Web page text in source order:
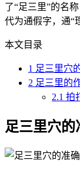
了“足三里”的名
代为通假字，通“
本文目录
1 足三里穴
2 足三里的
2.1 拍
足三里穴的